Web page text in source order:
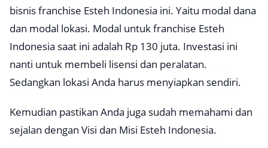
bisnis franchise Esteh Indonesia ini. Yaitu modal dana
dan modal lokasi. Modal untuk franchise Esteh
Indonesia saat ini adalah Rp 130 juta. Investasi ini
nanti untuk membeli lisensi dan peralatan.
Sedangkan lokasi Anda harus menyiapkan sendiri.
Kemudian pastikan Anda juga sudah memahami dan
sejalan dengan Visi dan Misi Esteh Indonesia.